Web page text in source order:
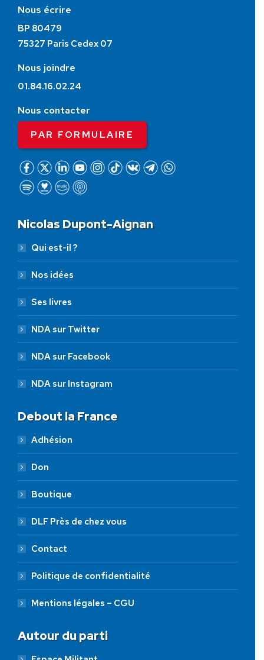
Nous écrire
BP 80479
75327 Paris Cedex 07
Nous joindre
01.84.16.02.24
Nous contacter
PAR FORMULAIRE
Nicolas Dupont-Aignan
Qui est-il ?
Nos idées
Ses livres
NDA sur Twitter
NDA sur Facebook
NDA sur Instagram
Debout la France
Adhésion
Don
Boutique
DLF Près de chez vous
Contact
Politique de confidentialité
Mentions légales – CGU
Autour du parti